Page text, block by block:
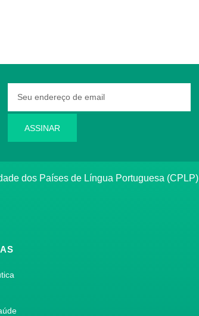
ASSINAR
dos Países de Língua Portuguesa (CPLP)